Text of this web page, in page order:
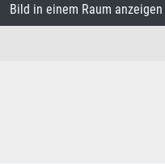
Bild in einem Raum anzeigen